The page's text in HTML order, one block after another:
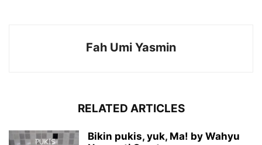
Fah Umi Yasmin
RELATED ARTICLES
Bikin pukis, yuk, Ma! by Wahyu